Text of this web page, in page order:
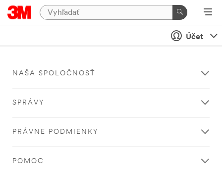
Účet
NAŠA SPOLOČNOSŤ
SPRÁVY
PRÁVNE PODMIENKY
POMOC